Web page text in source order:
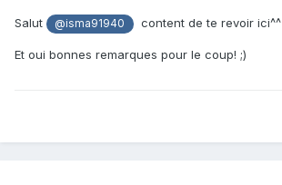
Salut @isma91940 content de te revoir ici^^
Et oui bonnes remarques pour le coup! ;)